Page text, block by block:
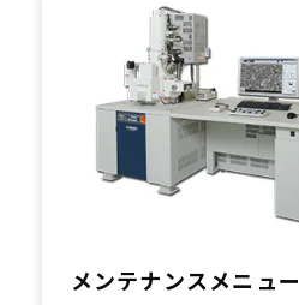
メンテナンスメニュー